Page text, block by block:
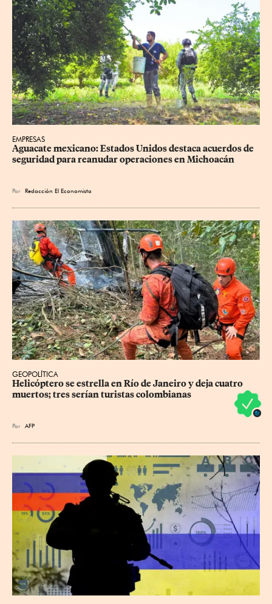
EMPRESAS
Aguacate mexicano: Estados Unidos destaca acuerdos de
seguridad para reanudar operaciones en Michoacán
Por Redacción El Economista
GEOPOLÍTICA
Helicóptero se estrella en Río de Janeiro y deja cuatro
muertos; tres serían turistas colombianas
Por AFP